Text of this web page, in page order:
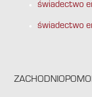
świadectwo
świadectwo